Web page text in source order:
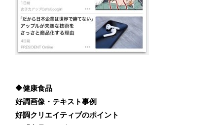
🔶健康食品
好調画像・テキスト事例
好調クリエイティブのポイント